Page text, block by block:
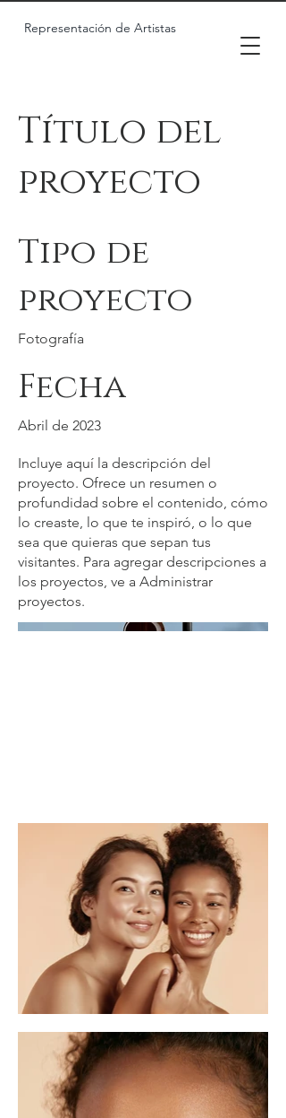
Representación de Artistas
Título del
proyecto
Tipo de
proyecto
Fotografía
Fecha
Abril de 2023
Incluye aquí la descripción del
proyecto. Ofrece un resumen o
profundidad sobre el contenido, cómo
lo creaste, lo que te inspiró, o lo que
sea que quieras que sepan tus
visitantes. Para agregar descripciones a
los proyectos, ve a Administrar
proyectos.